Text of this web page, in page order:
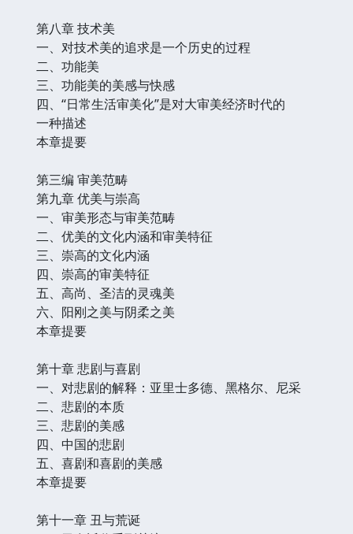
第八章 技术美
一、对技术美的追求是一个历史的过程
二、功能美
三、功能美的美感与快感
四、“日常生活审美化”是对大审美经济时代的
一种描述
本章提要
第三编 审美范畴
第九章 优美与崇高
一、审美形态与审美范畴
二、优美的文化内涵和审美特征
三、崇高的文化内涵
四、崇高的审美特征
五、高尚、圣洁的灵魂美
六、阳刚之美与阴柔之美
本章提要
第十章 悲剧与喜剧
一、对悲剧的解释：亚里士多德、黑格尔、尼采
二、悲剧的本质
三、悲剧的美感
四、中国的悲剧
五、喜剧和喜剧的美感
本章提要
第十一章 丑与荒诞